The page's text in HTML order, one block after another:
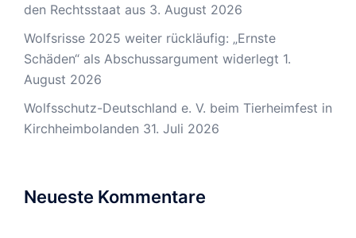
den Rechtsstaat aus 3. August 2026
Wolfsrisse 2025 weiter rückläufig: „Ernste
Schäden“ als Abschussargument widerlegt 1.
August 2026
Wolfsschutz-Deutschland e. V. beim Tierheimfest in
Kirchheimbolanden 31. Juli 2026
Neueste Kommentare